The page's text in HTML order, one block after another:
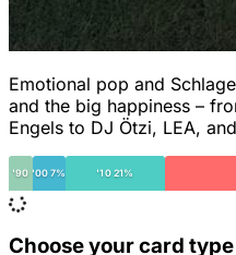
Emotional pop and
and the big happiness –
Engels to DJ Ötzi, LEA,
'90 '00 7% '10 21%
Choose your card type